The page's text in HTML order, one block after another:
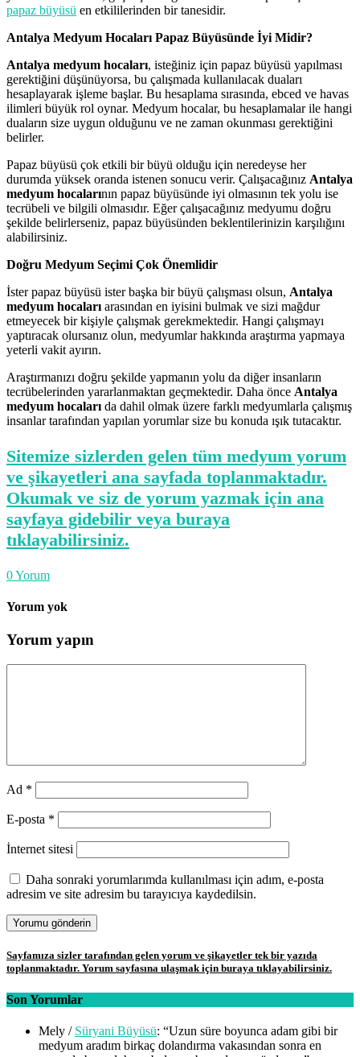
papaz büyüsü en etkililerinden bir tanesidir.
Antalya Medyum Hocaları Papaz Büyüsünde İyi Midir?
Antalya medyum hocaları, isteğiniz için papaz büyüsü yapılması
gerektiğini düşünüyorsa, bu çalışmada kullanılacak duaları
hesaplayarak işleme başlar. Bu hesaplama sırasında, ebced ve havas
ilimleri büyük rol oynar. Medyum hocalar, bu hesaplamalar ile hangi
duaların size uygun olduğunu ve ne zaman okunması gerektiğini
belirler.
Papaz büyüsü çok etkili bir büyü olduğu için neredeyse her
durumda yüksek oranda istenen sonucu verir. Çalışacağınız Antalya
medyum hocalarının papaz büyüsünde iyi olmasının tek yolu ise
tecrübeli ve bilgili olmasıdır. Eğer çalışacağınız medyumu doğru
şekilde belirlerseniz, papaz büyüsünden beklentilerinizin karşılığını
alabilirsiniz.
Doğru Medyum Seçimi Çok Önemlidir
İster papaz büyüsü ister başka bir büyü çalışması olsun, Antalya
medyum hocaları arasından en iyisini bulmak ve sizi mağdur
etmeyecek bir kişiyle çalışmak gerekmektedir. Hangi çalışmayı
yaptıracak olursanız olun, medyumlar hakkında araştırma yapmaya
yeterli vakit ayırın.
Araştırmanızı doğru şekilde yapmanın yolu da diğer insanların
tecrübelerinden yararlanmaktan geçmektedir. Daha önce Antalya
medyum hocaları da dahil olmak üzere farklı medyumlarla çalışmış
insanlar tarafından yapılan yorumlar size bu konuda ışık tutacaktır.
Sitemize sizlerden gelen tüm medyum yorum
ve şikayetleri ana sayfada toplanmaktadır.
Okumak ve siz de yorum yazmak için ana
sayfaya gidebilir veya buraya
tıklayabilirsiniz.
0Yorum
Yorum yok
Yorum yapın
Ad *
E-posta *
İnternet sitesi
Daha sonraki yorumlarımda kullanılması için adım, e-posta
adresim ve site adresim bu tarayıcıya kaydedilsin.
Sayfamıza sizler tarafından gelen yorum ve şikayetler tek bir yazıda
toplanmaktadır. Yorum sayfasına ulaşmak için buraya tıklayabilirsiniz.
Son Yorumlar
Mely / Süryani Büyüsü: “Uzun süre boyunca adam gibi bir
medyum aradım birkaç dolandırma vakasından sonra en